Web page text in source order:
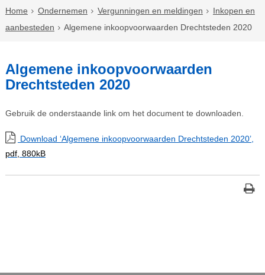
Home Ondernemen Vergunningen en meldingen
Inkopen en
aanbesteden
Algemene inkoopvoorwaarden Drechtsteden 2020
Algemene inkoopvoorwaarden
Drechtsteden 2020
Gebruik de onderstaande link om het document te downloaden.
Download ‘Algemene inkoopvoorwaarden Drechtsteden 2020’,
pdf, 880kB